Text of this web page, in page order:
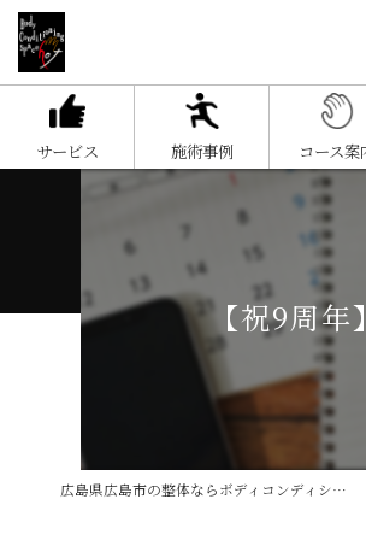
サービス 施術事例 コース案
【祝9周年】
広島県広島市の整体ならボディコンディショニングスペースHOT